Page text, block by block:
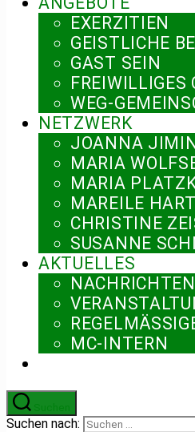
EXERZITIEN
GEISTLICHE
GAST SEIN
FREIWILLIGES
WEG-
NETZWERK
JOANNA
MARIA
MARIA
MAREILE
CHRISTINE
SUSANNE
AKTUELLES
NACHRICHTEN
MC-INTERN
Suchen nach: